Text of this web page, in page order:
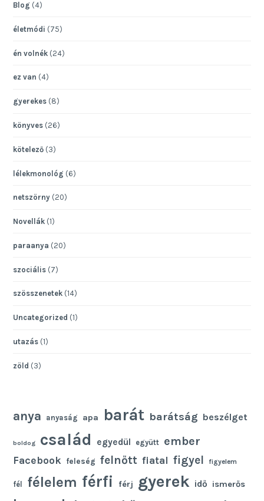
Blog (4)
életmódi (75)
én volnék (24)
ez van (4)
gyerekes (8)
könyves (26)
kötelező (3)
lélekmonológ (6)
netszörny (20)
Novellák (1)
paraanya (20)
szociális (7)
szösszenetek (14)
Uncategorized (1)
utazás (1)
zöld (3)
anya anyaság apa barát barátság beszélget
boldog család egyedül együtt ember
Facebook feleség felnőtt fiatal figyel figyelem
fél félelem férfi férj gyerek idő ismerős